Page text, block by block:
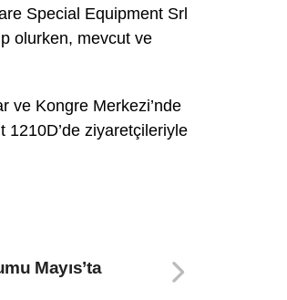
Special Equipment Srl
olurken, mevcut ve
ve Kongre Merkezi’nde
1210D’de ziyaretçileriyle
Mayıs’ta